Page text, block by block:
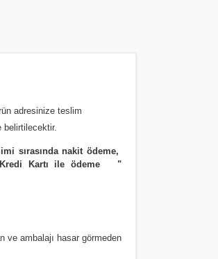
adresinize teslim
belirtilecektir.
sırasında nakit ödeme,
Kartı ile ödeme
"
ve ambalajı hasar görmeden